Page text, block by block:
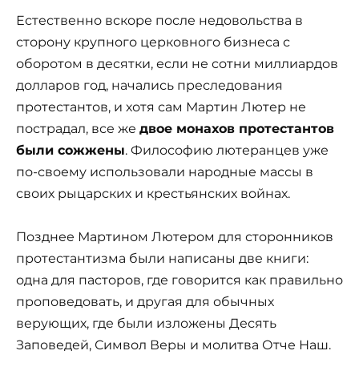
Естественно вскоре после недовольства в
сторону крупного церковного бизнеса с
оборотом в десятки, если не сотни миллиардов
долларов год, начались преследования
протестантов, и хотя сам Мартин Лютер не
пострадал, все же двое монахов протестантов
были сожжены. Философию лютеранцев уже
по-своему использовали народные массы в
своих рыцарских и крестьянских войнах.
Позднее Мартином Лютером для сторонников
протестантизма были написаны две книги:
одна для пасторов, где говорится как правильно
проповедовать, и другая для обычных
верующих, где были изложены Десять
Заповедей, Символ Веры и молитва Отче Наш.